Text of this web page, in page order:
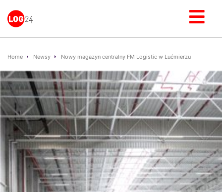
Home Newsy Nowy magazyn centralny FM Logistic w Lućmierzu